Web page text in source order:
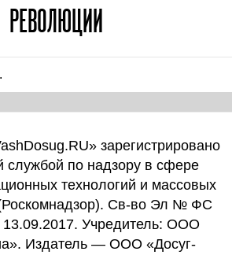
РЕВОЛЮЦИИ
зарегистрировано
службой по надзору в сфере
технологий и массовых
Св-во Эл № ФС
Учредитель: ООО
Издатель — ООО «Досуг-